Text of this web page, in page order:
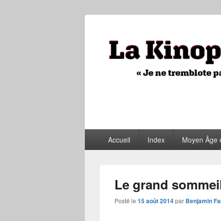
La
principalAccueil Index Moyen Âge
Le grand
Posté le 15 août 2014par Benjamin